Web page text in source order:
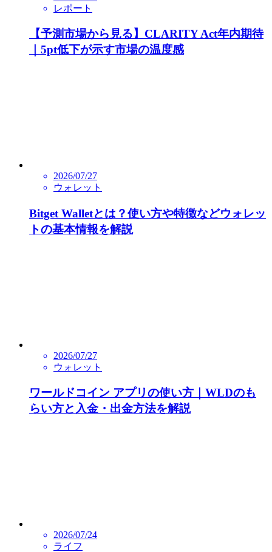
レポート
【予測市場から見る】CLARITY Act年内期待
｜5pt低下が示す市場の温度感
2026/07/27
ウォレット
Bitget Walletとは？使い方や特徴などウォレッ
トの基本情報を解説
2026/07/27
ウォレット
ワールドコイン アプリの使い方｜WLDのも
らい方と入金・出金方法を解説
2026/07/24
ライフ